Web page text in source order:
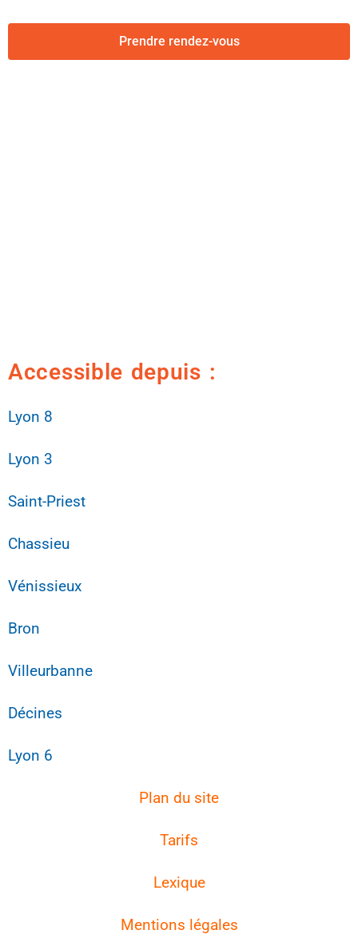
Prendre rendez-vous
Accessible depuis :
Lyon 8
Lyon 3
Saint-Priest
Chassieu
Vénissieux
Bron
Villeurbanne
Décines
Lyon 6
Plan du site
Tarifs
Lexique
Mentions légales